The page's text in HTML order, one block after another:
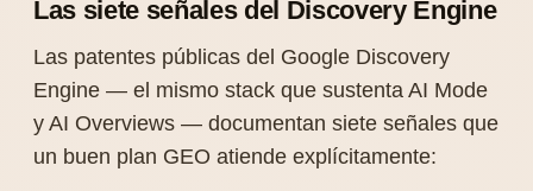
Las siete señales del Discovery Engine
Las patentes públicas del Google Discovery
Engine — el mismo stack que sustenta AI Mode
y AI Overviews — documentan siete señales que
un buen plan GEO atiende explícitamente: